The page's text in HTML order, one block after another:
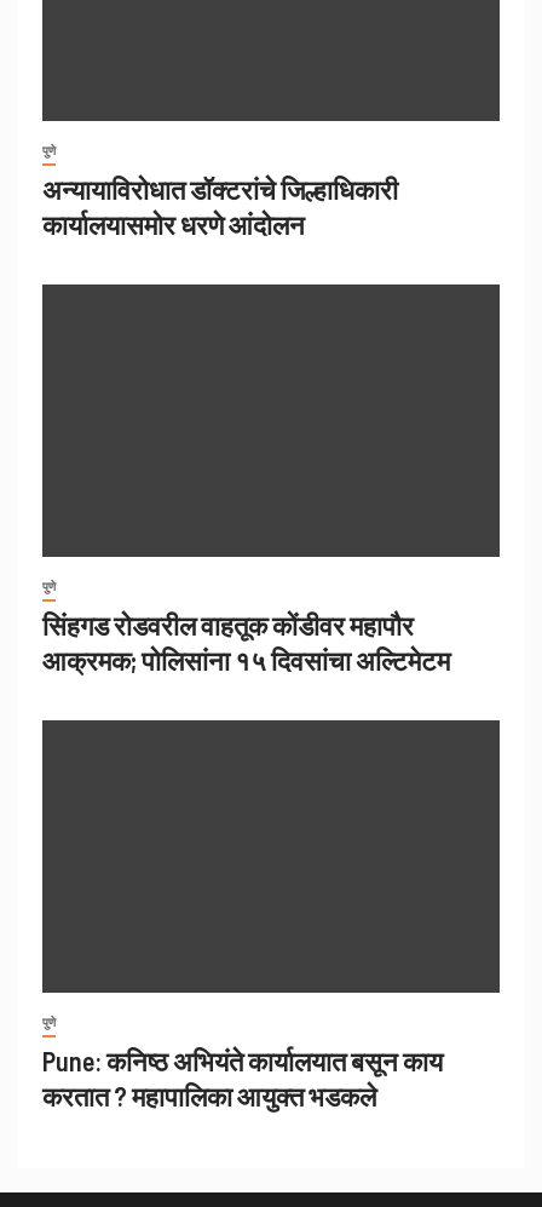
पुणे
अन्यायाविरोधात डॉक्टरांचे जिल्हाधिकारी
कार्यालयासमोर धरणे आंदोलन
पुणे
सिंहगड रोडवरील वाहतूक कोंडीवर महापौर
आक्रमक; पोलिसांना १५ दिवसांचा अल्टिमेटम
पुणे
Pune: कनिष्ठ अभियंते कार्यालयात बसून काय
करतात ? महापालिका आयुक्त भडकले